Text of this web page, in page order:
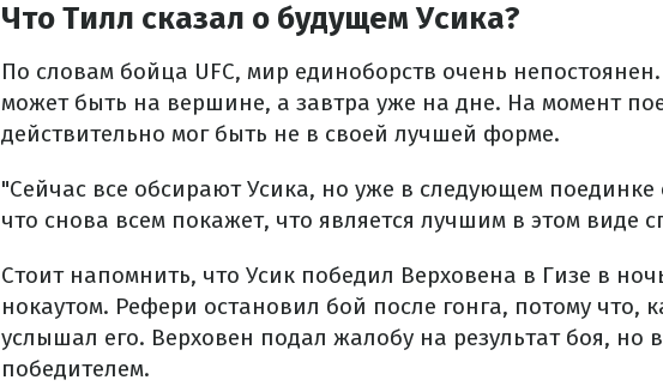
Что Тилл сказал о будущем Усика?
По словам бойца UFC, мир единоборств очень
может быть на вершине, а завтра уже на дне. На момент
действительно мог быть не в своей лучшей форме.
"Сейчас все обсирают Усика, но уже в следующем поединке
что снова всем покажет, что является лучшим в этом виде
Стоит напомнить, что Усик победил Верховена в Гизе в
нокаутом. Рефери остановил бой после гонга, потому что,
услышал его. Верховен подал жалобу на результат боя, но
победителем.